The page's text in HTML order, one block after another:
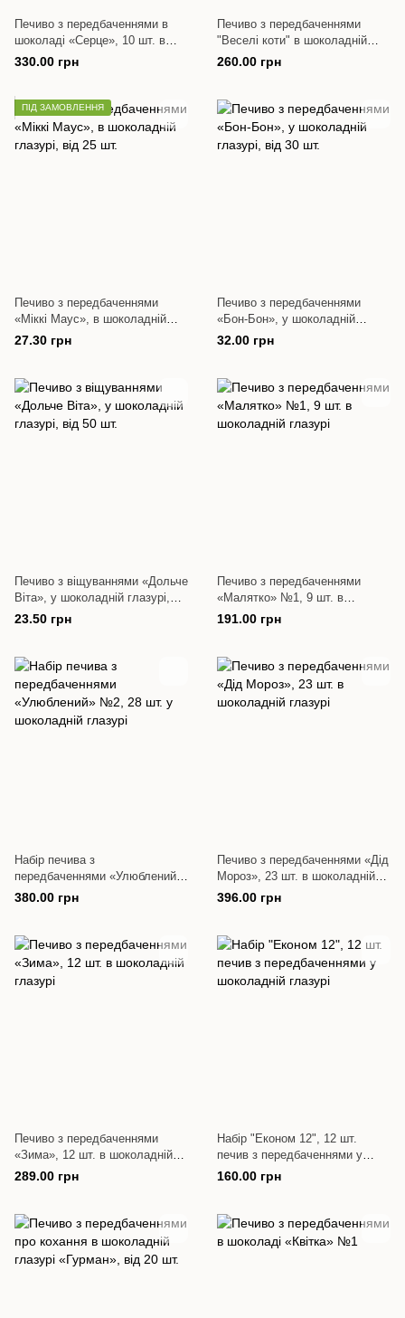
Печиво з передбаченнями в
шоколаді «Серце», 10 шт. в
шоколаді
330.00 грн
Печиво з передбаченнями
"Веселі коти" в шоколадній
глазурі
260.00 грн
ПІД ЗАМОВЛЕННЯ
Печиво з передбаченнями
«Міккі Маус», в шоколадній
глазурі, від 25 шт.
27.30 грн
Печиво з передбаченнями
«Бон-Бон», у шоколадній
глазурі, від 30 шт.
32.00 грн
Печиво з віщуваннями «Дольче
Віта», у шоколадній глазурі,
від 50 шт.
23.50 грн
Печиво з передбаченнями
«Малятко» №1, 9 шт. в
шоколадній глазурі
191.00 грн
Набір печива з
передбаченнями «Улюблений»
№2, 28 шт. у шоколадній
380.00 грн
Печиво з передбаченнями «Дід
Мороз», 23 шт. в шоколадній
глазурі
396.00 грн
Печиво з передбаченнями
«Зима», 12 шт. в шоколадній
глазурі
289.00 грн
Набір "Економ 12", 12 шт.
печив з передбаченнями у
шоколадній глазурі
160.00 грн